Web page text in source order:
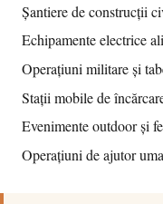
Șantiere de construcții
Echipamente electrice
Operațiuni militare și
Stații mobile de
Evenimente outdoor și
Operațiuni de ajutor